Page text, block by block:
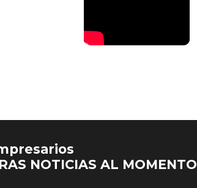
NOTICIAS AL MOMENTO